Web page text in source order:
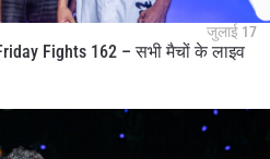
जुलाई 17
Fights 162 – सभी मैचों के लाइव